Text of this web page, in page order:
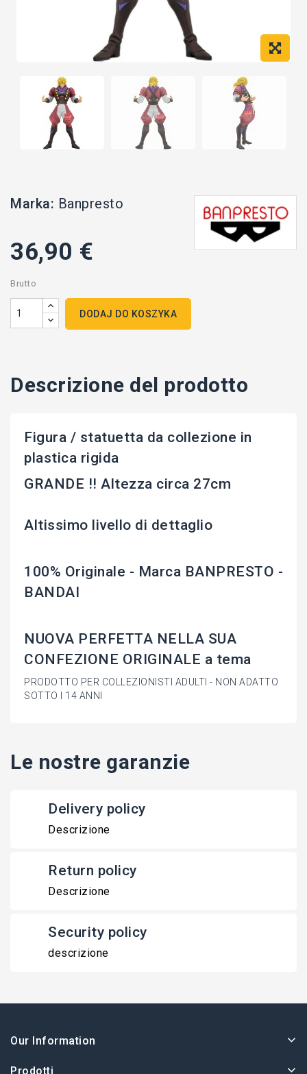
Marka: Banpresto
36,90 €
Brutto
DODAJ DO KOSZYKA
Descrizione del prodotto
Figura / statuetta da collezione in
plastica rigida
GRANDE !! Altezza circa 27cm
Altissimo livello di dettaglio
100% Originale - Marca BANPRESTO -
BANDAI
NUOVA PERFETTA NELLA SUA
CONFEZIONE ORIGINALE a tema
PRODOTTO PER COLLEZIONISTI ADULTI - NON ADATTO
SOTTO I 14 ANNI
Le nostre garanzie
Delivery policy
Descrizione
Return policy
Descrizione
Security policy
descrizione
Our Information
Prodotti